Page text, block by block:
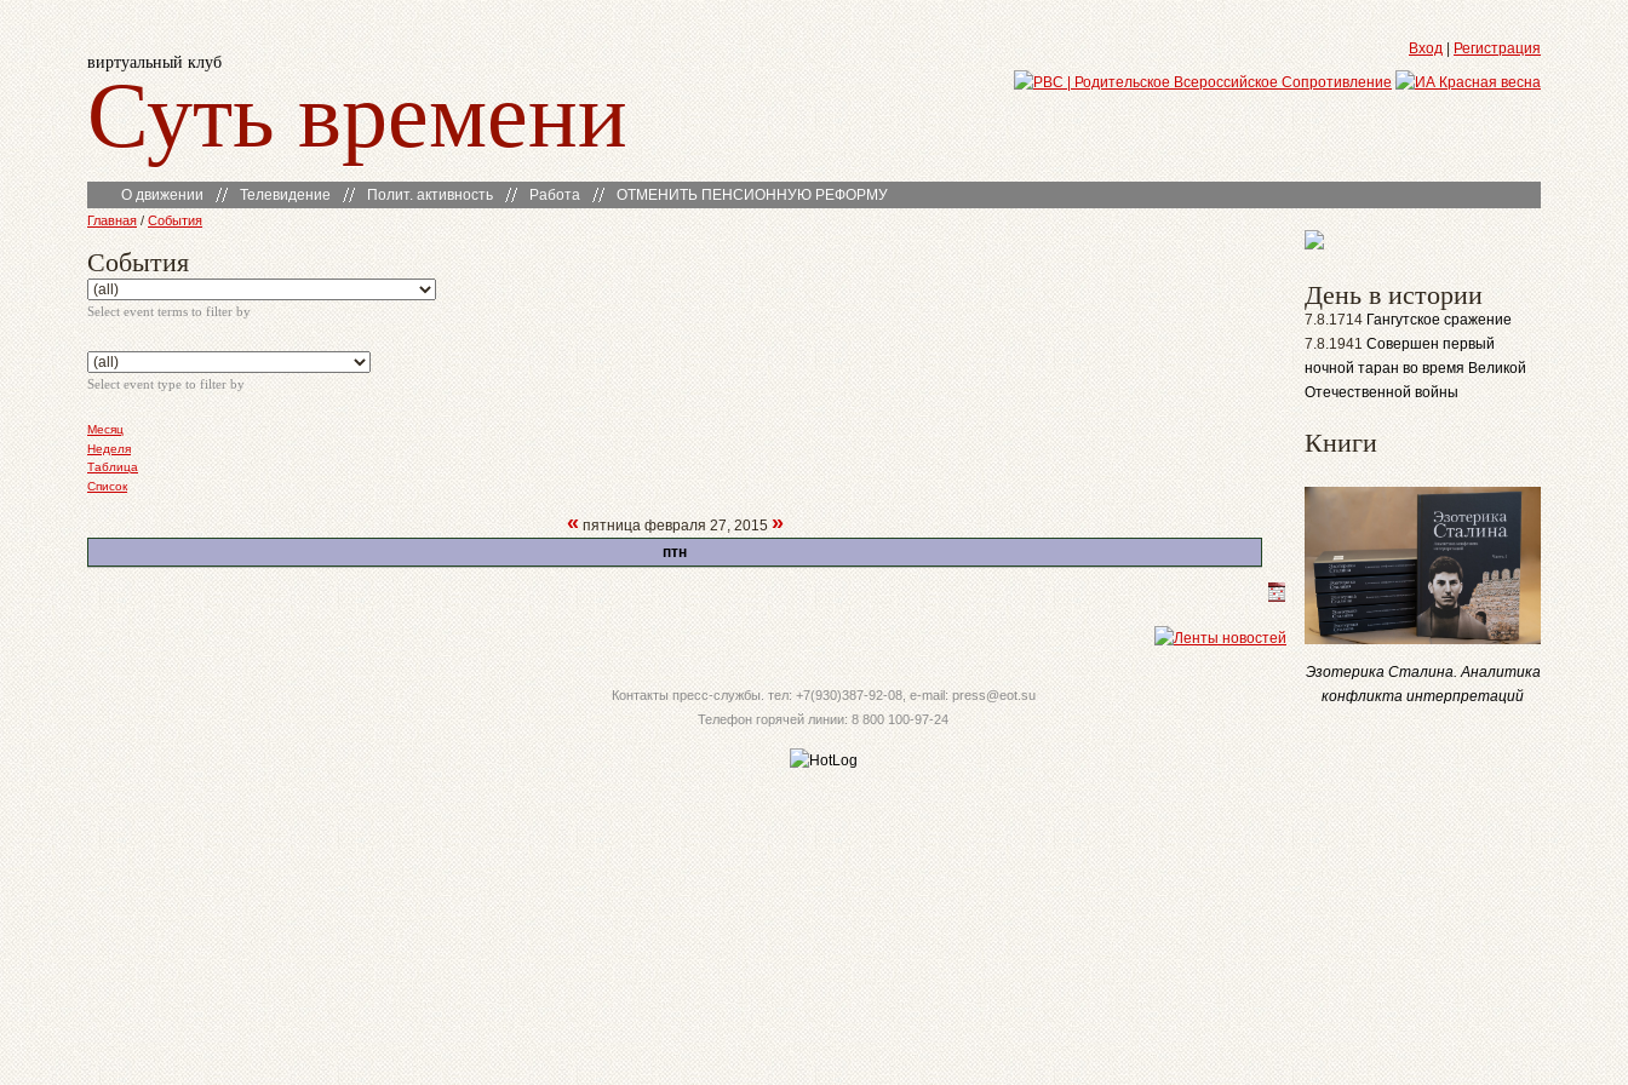
виртуальный клуб
Суть времени
Вход Регистрация
О движении Телевидение Полит. активность Работа ОТМЕНИТЬ ПЕНСИОННУЮ РЕФОРМУ
Главная / События
События
Select event terms to filter by
Select event type to filter by
Месяц
Неделя
Таблица
Список
«пятница февраля 27, 2015»
птн
Контакты пресс-службы. тел: +7(930)387-92-08, e-mail: press@eot.su
Телефон горячей линии: 8 800 100-97-24
День в истории
7.8.1714 Гангутское сражение
7.8.1941 Совершен первый
ночной таран во время Великой
Отечественной войны
Книги
Эзотерика Сталина. Аналитика
конфликта интерпретаций